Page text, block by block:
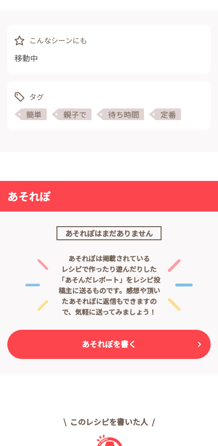
こんなシーンにも
移動中
タグ
簡単 親子で 待ち時間 定番
あそれぽ
あそれぽはまだありません
あそれぽは掲載されている
レシピで作ったり遊んだりした
「あそんだレポート」をレシピ投
稿主に送るものです。 感想や頂い
たあそれぽに返信もできますの
で、気軽に送ってみましょう！
あそれぽを書く
このレシピを書いた人